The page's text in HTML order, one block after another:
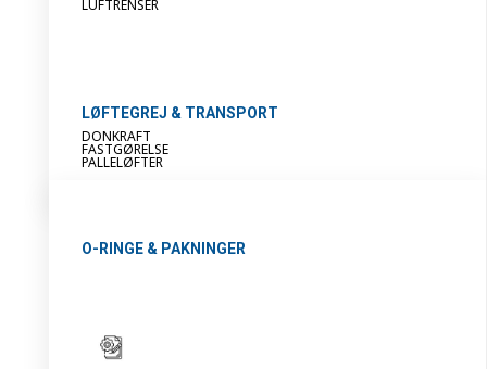
LUFTRENSER
LØFTEGREJ & TRANSPORT
DONKRAFT
FASTGØRELSE
PALLELØFTER
O-RINGE & PAKNINGER